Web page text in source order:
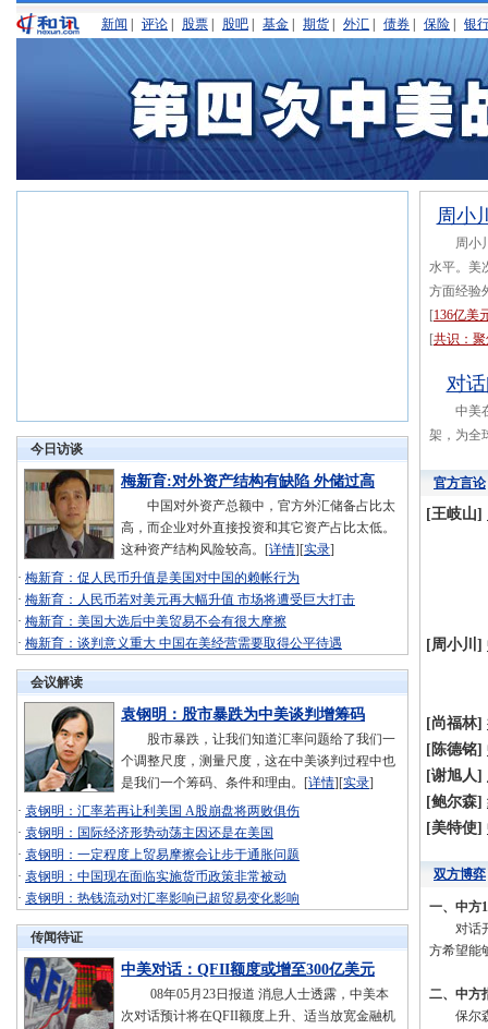
新闻 评论 股票 股吧 基金 期货 外汇 债券 保险 银
今日访谈
梅新育:对外资产结构有缺陷 外储过高
中国对外资产总额中，官方外汇储备占比太
高，而企业对外直接投资和其它资产占比太低。
这种资产结构风险较高。[详情][实录]
· 梅新育：促人民币升值是美国对中国的赖帐行为
· 梅新育：人民币若对美元再大幅升值 市场将遭受巨大打击
· 梅新育：美国大选后中美贸易不会有很大摩擦
· 梅新育：谈判意义重大 中国在美经营需要取得公平待遇
会议解读
袁钢明：股市暴跌为中美谈判增筹码
股市暴跌，让我们知道汇率问题给了我们一
个调整尺度，测量尺度，这在中美谈判过程中也
是我们一个筹码、条件和理由。[详情][实录]
· 袁钢明：汇率若再让利美国 A股崩盘将两败俱伤
· 袁钢明：国际经济形势动荡主因还是在美国
· 袁钢明：一定程度上贸易摩擦会让步于通胀问题
· 袁钢明：中国现在面临实施货币政策非常被动
· 袁钢明：热钱流动对汇率影响已超贸易变化影响
传闻待证
中美对话：QFII额度或增至300亿美元
08年05月23日报道 消息人士透露，中美本
次对话预计将在QFII额度上升、适当放宽金融机
周小
周小川
水平。美
方面经验
[136亿美
[共识：
对
中美在
架，为全
官方言论
[王岐山]
[周小川]
[尚福林]
[陈德铭]
[谢旭人]
[鲍尔森]
[美特使]
双方博弈
一、中方
对话开
方希望能
二、中方
保尔森